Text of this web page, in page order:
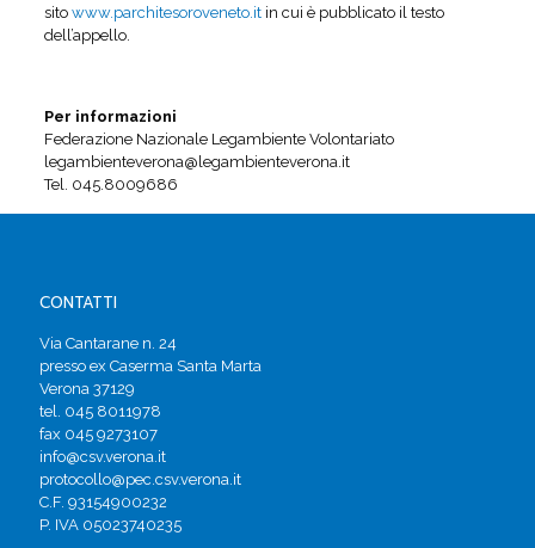
sito www.parchitesoroveneto.itin cui è pubblicato il testo
dell’appello.
Per informazioni
Federazione Nazionale Legambiente Volontariato
legambienteverona@legambienteverona.it
Tel. 045.8009686
CONTATTI
Via Cantarane n. 24
presso ex Caserma Santa Marta
Verona 37129
tel. 045 8011978
fax 045 9273107
info@csv.verona.it
protocollo@pec.csv.verona.it
C.F. 93154900232
P. IVA 05023740235